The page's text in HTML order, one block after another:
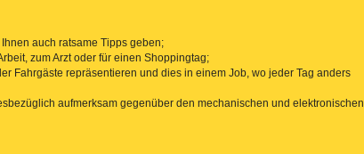
auch ratsame Tipps geben;
zum Arzt oder für einen Shoppingtag;
Fahrgäste repräsentieren und dies in einem Job, wo jeder Tag anders
aufmerksam gegenüber den mechanischen und elektronischen